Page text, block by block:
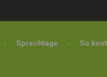
Sprechtage So